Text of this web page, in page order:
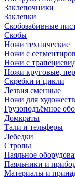
Заклепочники
Заклепки
Скобозабивные
Скобы
Ножи технические
Ножи с
Ножи с
Ножи круговые,
Скребки и цикли
Лезвия сменные
Ножи для
Грузоподъёмное
Домкраты
Тали и тельферы
Лебедки
Стропы
Паяльное
Паяльники и
Материалы и